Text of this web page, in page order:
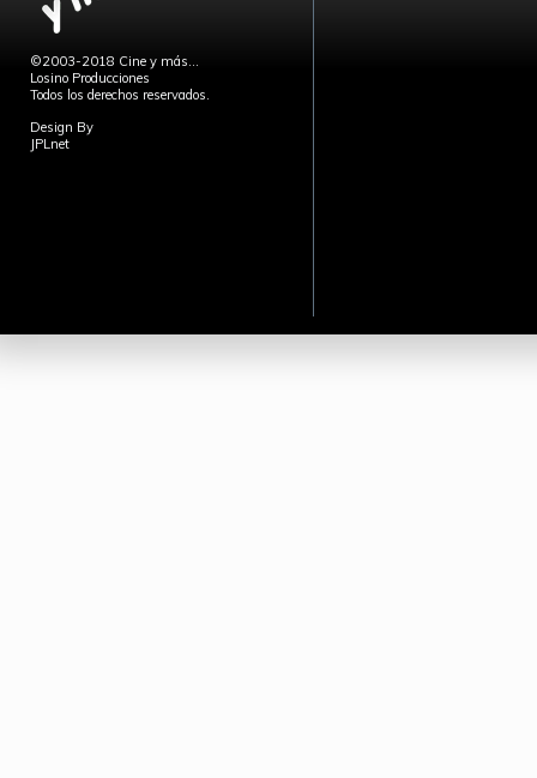
©2003-2018 Cine y más...
Losino Producciones
Todos los derechos reservados.
Design By
JPLnet